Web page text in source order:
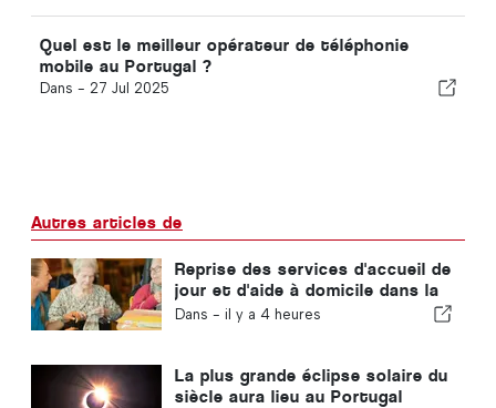
Quel est le meilleur opérateur de téléphonie
mobile au Portugal ?
Dans - 27 Jul 2025
Autres articles de
Reprise des services d'accueil de
jour et d'aide à domicile dans la
commune de Portugal
Dans - il y a 4 heures
La plus grande éclipse solaire du
siècle aura lieu au Portugal